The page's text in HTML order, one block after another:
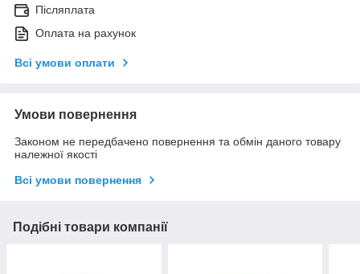
Післяплата
Оплата на рахунок
Всі умови оплати
Умови повернення
Законом не передбачено повернення та обмін даного товару
належної якості
Всі умови повернення
Подібні товари компанії